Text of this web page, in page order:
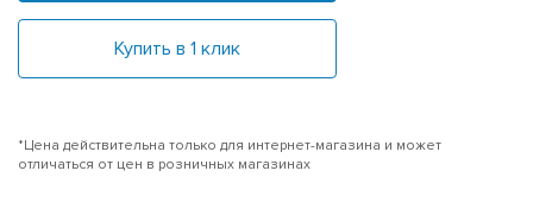
Купить в 1 клик
*Цена действительна только для интернет-магазина и может
отличаться от цен в розничных магазинах